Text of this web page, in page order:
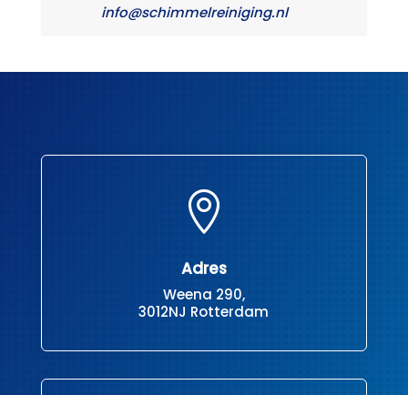
info@schimmelreiniging.nl

Adres
Weena 290,
3012NJ Rotterdam